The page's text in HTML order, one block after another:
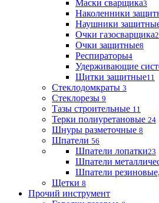
Маски сварщика3
Наколенники
Наушники
Очки газосварщика2
Очки защитные8
Респираторы4
Удерживающие
Щитки защитные11
Стеклодомкраты 3
Стеклорезы 9
Тазы строительные 11
Терки полиуретановые 24
Шнуры разметочные 8
Шпатели 56
Шпатели лопатки23
Шпатели
Шпатели
Щетки 8
Прочий инструмент